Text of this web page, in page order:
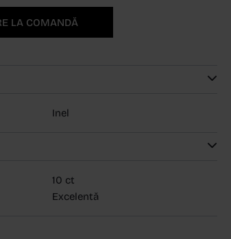
LA COMANDĂ
Inel
10 ct
Excelentă